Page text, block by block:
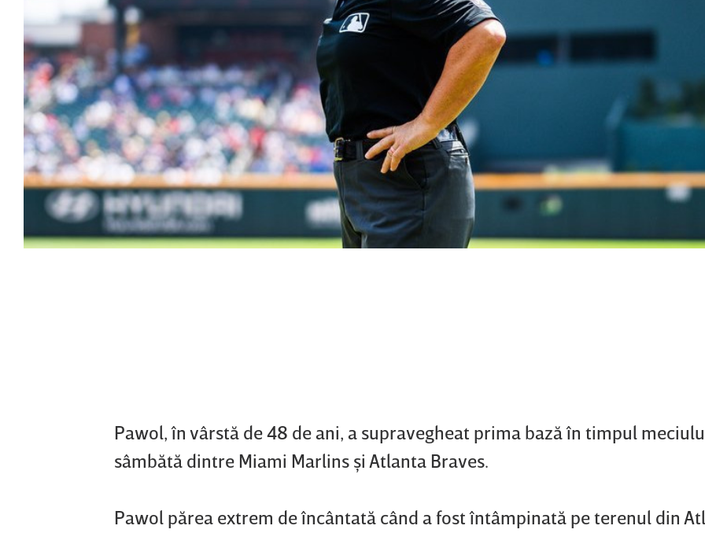
Pawol, în vârstă de 48 de ani, a supravegheat prima bază în timpul
sâmbătă dintre Miami Marlins şi Atlanta Braves.
Pawol părea extrem de încântată când a fost întâmpinată pe terenul din